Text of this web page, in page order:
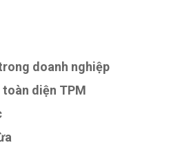
doanh nghiệp
diện TPM